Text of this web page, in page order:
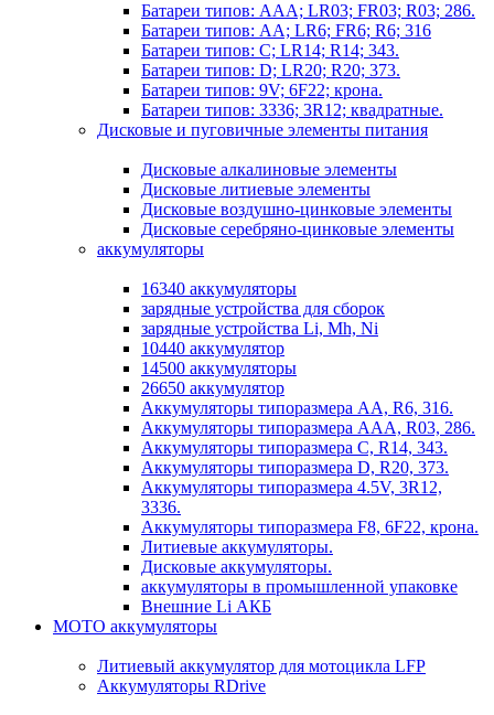
Батареи типов: AAA; LR03; FR03; R03; 286.
Батареи типов: AA; LR6; FR6; R6; 316
Батареи типов: C; LR14; R14; 343.
Батареи типов: D; LR20; R20; 373.
Батареи типов: 9V; 6F22; крона.
Батареи типов: 3336; 3R12; квадратные.
Дисковые и пуговичные элементы питания
Дисковые алкалиновые элементы
Дисковые литиевые элементы
Дисковые воздушно-цинковые элементы
Дисковые серебряно-цинковые элементы
аккумуляторы
16340 аккумуляторы
зарядные устройства для сборок
зарядные устройства Li, Mh, Ni
10440 аккумулятор
14500 аккумуляторы
26650 аккумулятор
Аккумуляторы типоразмера АА, R6, 316.
Аккумуляторы типоразмера ААА, R03, 286.
Аккумуляторы типоразмера С, R14, 343.
Аккумуляторы типоразмера D, R20, 373.
Аккумуляторы типоразмера 4.5V, 3R12,
3336.
Аккумуляторы типоразмера F8, 6F22, крона.
Литиевые аккумуляторы.
Дисковые аккумуляторы.
аккумуляторы в промышленной упаковке
Внешние Li АКБ
МОТО аккумуляторы
Литиевый аккумулятор для мотоцикла LFP
Аккумуляторы RDrive